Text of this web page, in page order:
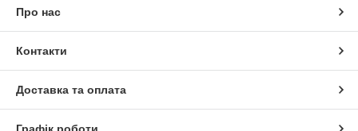
Про нас
Контакти
Доставка та оплата